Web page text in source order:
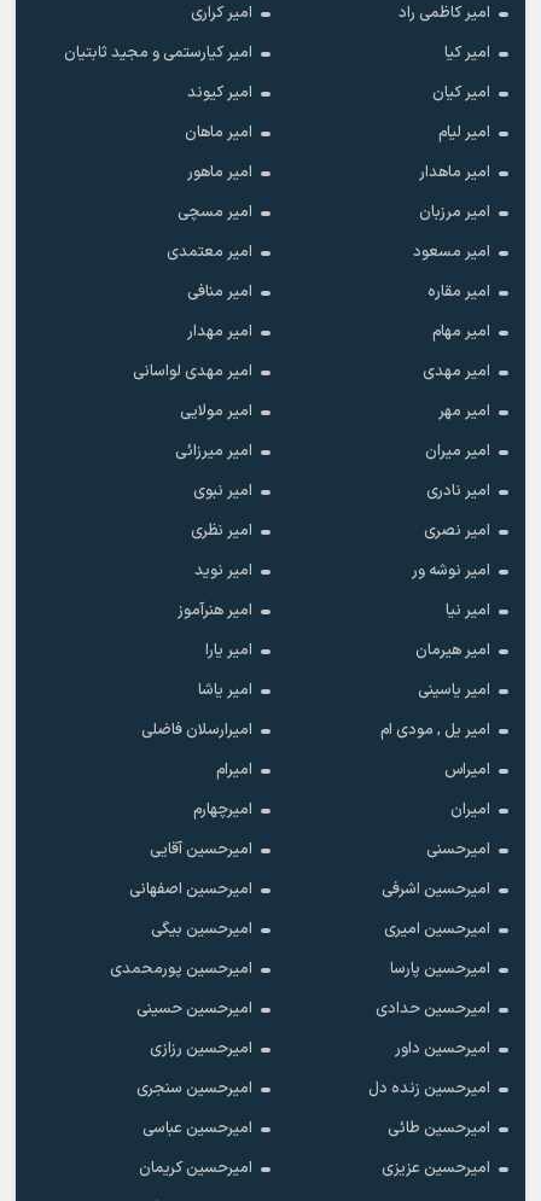
امیر کاظمی راد
امیر کراری
امیر کیا
امیر کیارستمی و مجید ثابتیان
امیر کیان
امیر کیوند
امیر لیام
امیر ماهان
امیر ماهدار
امیر ماهور
امیر مرزبان
امیر مسچی
امیر مسعود
امیر معتمدی
امیر مقاره
امیر منافی
امیر مهام
امیر مهدار
امیر مهدی
امیر مهدی لواسانی
امیر مهر
امیر مولایی
امیر میران
امیر میرزائی
امیر نادری
امیر نبوی
امیر نصری
امیر نظری
امیر نوشه ور
امیر نوید
امیر نیا
امیر هنرآموز
امیر هیرمان
امیر یارا
امیر یاسینی
امیر یاشا
امیر یل , مودی ام
امیرارسلان فاضلی
امیراس
امیرام
امیران
امیرچهارم
امیرحسنی
امیرحسین آقایی
امیرحسین اشرفی
امیرحسین اصفهانی
امیرحسین امیری
امیرحسین بیگی
امیرحسین پارسا
امیرحسین پورمحمدی
امیرحسین حدادی
امیرحسین حسینی
امیرحسین داور
امیرحسین رزازی
امیرحسین زنده دل
امیرحسین سنجری
امیرحسین طائی
امیرحسین عباسی
امیرحسین عزیزی
امیرحسین کریمان